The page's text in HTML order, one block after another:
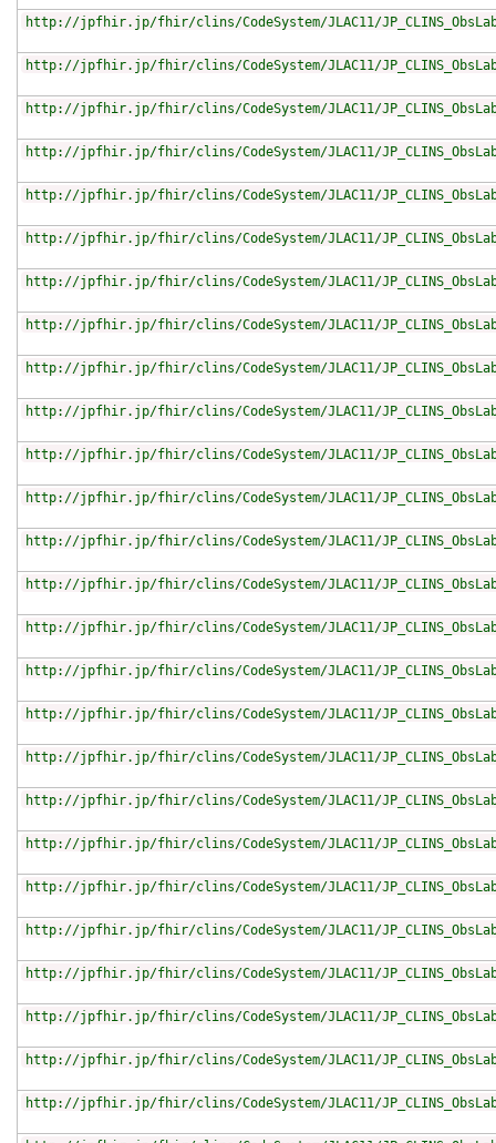
http://jpfhir.jp/fhir/clins/CodeSystem/JLAC11/
http://jpfhir.jp/fhir/clins/CodeSystem/JLAC11/
http://jpfhir.jp/fhir/clins/CodeSystem/JLAC11/
http://jpfhir.jp/fhir/clins/CodeSystem/JLAC11/
http://jpfhir.jp/fhir/clins/CodeSystem/JLAC11/
http://jpfhir.jp/fhir/clins/CodeSystem/JLAC11/
http://jpfhir.jp/fhir/clins/CodeSystem/JLAC11/
http://jpfhir.jp/fhir/clins/CodeSystem/JLAC11/
http://jpfhir.jp/fhir/clins/CodeSystem/JLAC11/
http://jpfhir.jp/fhir/clins/CodeSystem/JLAC11/
http://jpfhir.jp/fhir/clins/CodeSystem/JLAC11/
http://jpfhir.jp/fhir/clins/CodeSystem/JLAC11/
http://jpfhir.jp/fhir/clins/CodeSystem/JLAC11/
http://jpfhir.jp/fhir/clins/CodeSystem/JLAC11/
http://jpfhir.jp/fhir/clins/CodeSystem/JLAC11/
http://jpfhir.jp/fhir/clins/CodeSystem/JLAC11/
http://jpfhir.jp/fhir/clins/CodeSystem/JLAC11/
http://jpfhir.jp/fhir/clins/CodeSystem/JLAC11/
http://jpfhir.jp/fhir/clins/CodeSystem/JLAC11/
http://jpfhir.jp/fhir/clins/CodeSystem/JLAC11/
http://jpfhir.jp/fhir/clins/CodeSystem/JLAC11/
http://jpfhir.jp/fhir/clins/CodeSystem/JLAC11/
http://jpfhir.jp/fhir/clins/CodeSystem/JLAC11/
http://jpfhir.jp/fhir/clins/CodeSystem/JLAC11/
http://jpfhir.jp/fhir/clins/CodeSystem/JLAC11/
http://jpfhir.jp/fhir/clins/CodeSystem/JLAC11/